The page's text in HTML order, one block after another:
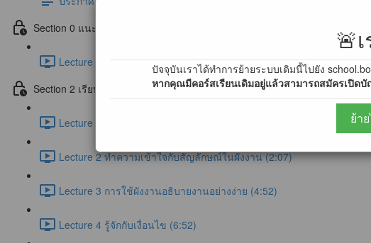
🚨
ปัจจุบันเราได้ทำการย้ายระบบเดิมนี้ไปยัง
หากคุณมีคอร์สเรียนเดิมอยู่แล้วสามารถสมัครเปิด
ย้า
Section 0 แนะนำบทเรียน / ปรับพื้นฐาน
Lecture 0 ทำความเข้าใจกับ Algorithm (1:30)
Section 2 เรียนรู้กับสิ่งที่เรียกว่า Flowchart
Lecture 1 รู้จักกับผังงาน และ การทำงาน (2:42)
Lecture 2 ทำความเข้าใจกับสัญลักษณ์ในผังงาน (2:07)
Lecture 3 การใช้ผังงานอธิบายงานอย่างง่าย (4:52)
Lecture 4 รู้จักกับเงื่อนไข (6:52)